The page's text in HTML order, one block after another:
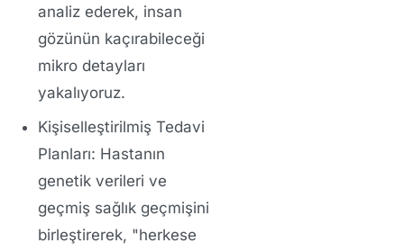
analiz ederek, insan
gözünün kaçırabileceği
mikro detayları
yakalıyoruz.
Kişiselleştirilmiş Tedavi
Planları: Hastanın
genetik verileri ve
geçmiş sağlık geçmişini
birleştirerek, "herkese